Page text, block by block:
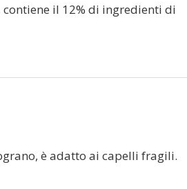
il 12% di ingredienti di
è adatto ai capelli fragili.